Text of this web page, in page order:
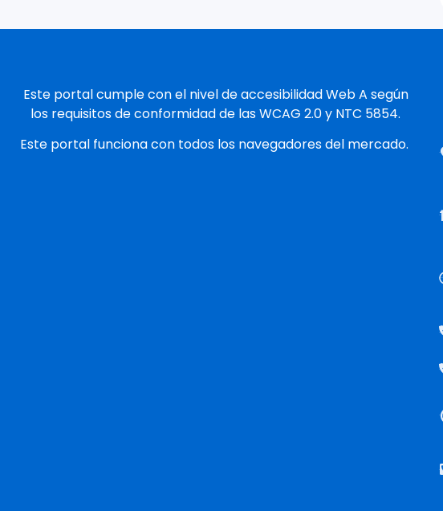
Este portal cumple con el nivel de accesibilidad Web A según
los requisitos de conformidad de las WCAG 2.0 y NTC 5854.
Este portal funciona con todos los navegadores del mercado.